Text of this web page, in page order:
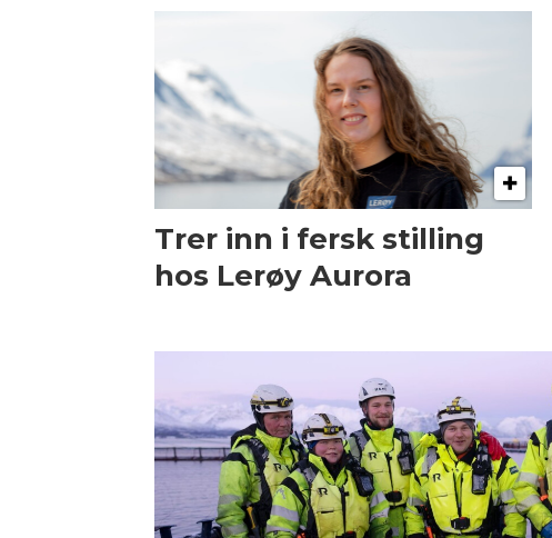
Trer inn i fersk stilling
hos Lerøy Aurora